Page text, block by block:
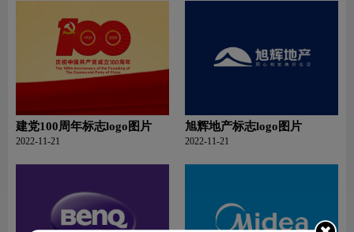
建党100周年标志logo图片
2022-11-21
旭辉地产标志logo图片
2022-11-21